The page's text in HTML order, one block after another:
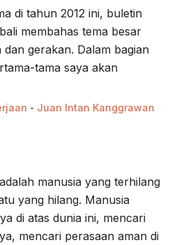
di tahun 2012 ini, buletin
membahas tema besar
dan gerakan. Dalam bagian
tama saya akan
- Juan Intan Kanggrawan
manusia yang terhilang
yang hilang. Manusia
di atas dunia ini, mencari
mencari perasaan aman di